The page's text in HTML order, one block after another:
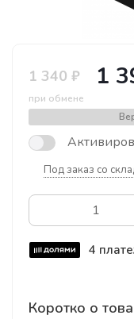
1 340 ₽ 1
при обмене
Под заказ со
4
Коротко о